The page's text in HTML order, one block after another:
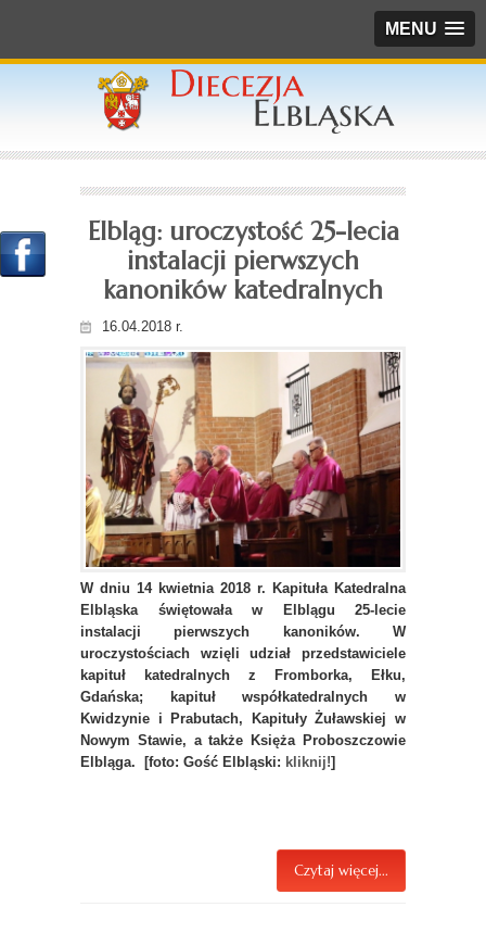
MENU
Elbląg: uroczystość 25-lecia
instalacji pierwszych
kanoników katedralnych
16.04.2018 r.
W dniu 14 kwietnia 2018 r. Kapituła Katedralna
Elbląska świętowała w Elblągu 25-lecie
instalacji pierwszych kanoników. W
uroczystościach wzięli udział przedstawiciele
kapituł katedralnych z Fromborka, Ełku,
Gdańska; kapituł współkatedralnych w
Kwidzynie i Prabutach, Kapituły Żuławskiej w
Nowym Stawie, a także Księża Proboszczowie
Elbląga. [foto: Gość Elbląski: kliknij!]
Czytaj więcej...